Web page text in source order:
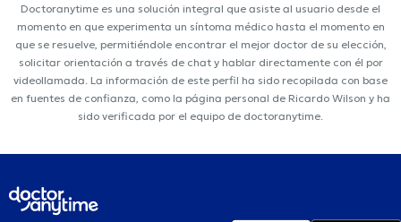
Doctoranytime es una solución integral que asiste al usuario desde el
momento en que experimenta un síntoma médico hasta el momento en
que se resuelve, permitiéndole encontrar el mejor doctor de su elección,
solicitar orientación a través de chat y hablar directamente con él por
videollamada. La información de este perfil ha sido recopilada con base
en fuentes de confianza, como la página personal de Ricardo Wilson y ha
sido verificada por el equipo de doctoranytime.